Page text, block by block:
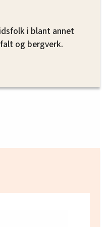
i blant annet
og bergverk.